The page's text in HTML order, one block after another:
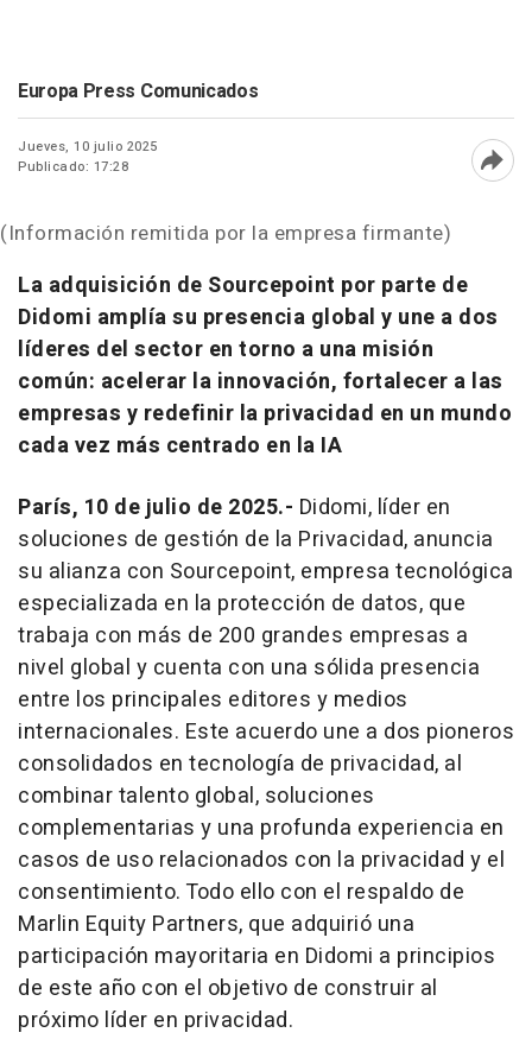
Europa Press Comunicados
Jueves, 10 julio 2025
Publicado: 17:28
(Información remitida por la empresa firmante)
La adquisición de Sourcepoint por parte de
Didomi amplía su presencia global y une a dos
líderes del sector en torno a una misión
común: acelerar la innovación, fortalecer a las
empresas y redefinir la privacidad en un mundo
cada vez más centrado en la IA
París, 10 de julio de 2025.- Didomi, líder en
soluciones de gestión de la Privacidad, anuncia
su alianza con Sourcepoint, empresa tecnológica
especializada en la protección de datos, que
trabaja con más de 200 grandes empresas a
nivel global y cuenta con una sólida presencia
entre los principales editores y medios
internacionales. Este acuerdo une a dos pioneros
consolidados en tecnología de privacidad, al
combinar talento global, soluciones
complementarias y una profunda experiencia en
casos de uso relacionados con la privacidad y el
consentimiento. Todo ello con el respaldo de
Marlin Equity Partners, que adquirió una
participación mayoritaria en Didomi a principios
de este año con el objetivo de construir al
próximo líder en privacidad.